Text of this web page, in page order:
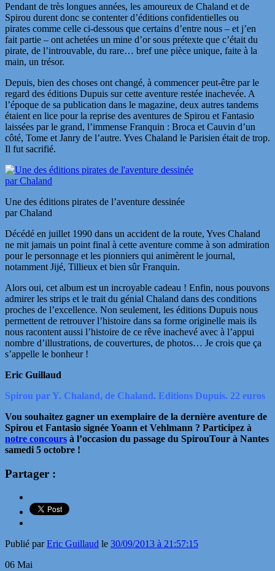
Pendant de très longues années, les amoureux de Chaland et de
Spirou durent donc se contenter d’éditions confidentielles ou
pirates comme celle ci-dessous que certains d’entre nous – et j’en
fait partie – ont achetées un mine d’or sous prétexte que c’était du
pirate, de l’introuvable, du rare… bref une pièce unique, faite à la
main, un trésor.
Depuis, bien des choses ont changé, à commencer peut-être par le
regard des éditions Dupuis sur cette aventure restée inachevée. A
l’époque de sa publication dans le magazine, deux autres tandems
étaient en lice pour la reprise des aventures de Spirou et Fantasio
laissées par le grand, l’immense Franquin : Broca et Cauvin d’un
côté, Tome et Janry de l’autre. Yves Chaland le Parisien était de trop.
Il fut sacrifié.
Une des éditions pirates de l’aventure dessinée
par Chaland
Décédé en juillet 1990 dans un accident de la route, Yves Chaland
ne mit jamais un point final à cette aventure comme à son admiration
pour le personnage et les pionniers qui animèrent le journal,
notamment Jijé, Tillieux et bien sûr Franquin.
Alors oui, cet album est un incroyable cadeau ! Enfin, nous pouvons
admirer les strips et le trait du génial Chaland dans des conditions
proches de l’excellence. Non seulement, les éditions Dupuis nous
permettent de retrouver l’histoire dans sa forme originelle mais ils
nous racontent aussi l’histoire de ce rêve inachevé avec à l’appui
nombre d’illustrations, de couvertures, de photos… Je crois que ça
s’appelle le bonheur !
Eric Guillaud
Spirou par Y. Chaland, de Chaland. Editions Dupuis. 22 euros
Vou souhaitez gagner un exemplaire de la dernière aventure de
Spirou et Fantasio signée Yoann et Vehlmann ? Participez à
notre concours à l’occasion du passage du SpirouTour à Nantes
samedi 5 octobre !
Partager :
Publié parEric Guillaud le 30/09/2013 à 21:57:15
06 Mai